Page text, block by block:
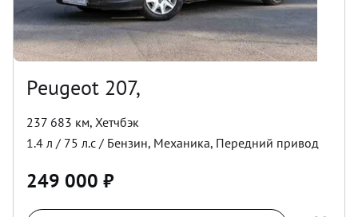
Peugeot 207,
237 683 км, Хетчбэк
1.4 л / 75 л.с / Бензин, Механика, Передний привод
249 000 ₽